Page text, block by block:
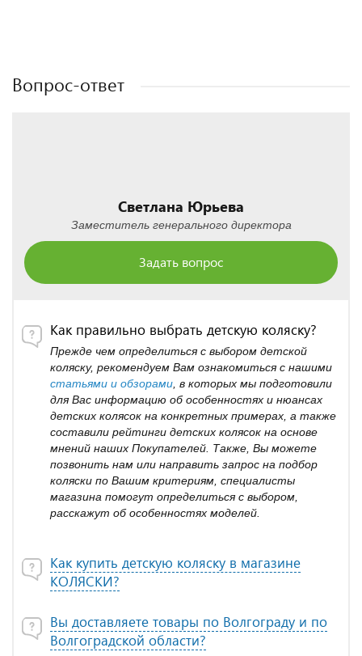
Вопрос-ответ
Светлана Юрьева
Заместитель генерального директора
Задать вопрос
Как правильно выбрать детскую коляску?
Прежде чем определиться с выбором детской
коляску, рекомендуем Вам ознакомиться с нашими
статьями и обзорами , в которых мы подготовили
для Вас информацию об особенностях и нюансах
детских колясок на конкретных примерах, а также
составили рейтинги детских колясок на основе
мнений наших Покупателей. Также, Вы можете
позвонить нам или направить запрос на подбор
коляски по Вашим критериям, специалисты
магазина помогут определиться с выбором,
расскажут об особенностях моделей.
Как купить детскую коляску в магазине
КОЛЯСКИ?
Вы доставляете товары по Волгограду и по
Волгоградской области?